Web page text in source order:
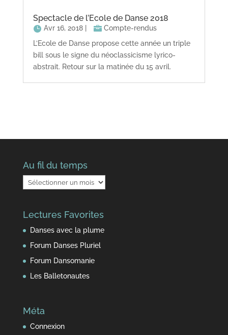
Spectacle de l’Ecole de Danse 2018
Avr 16, 2018|
Compte-rendus
L’Ecole de Danse propose cette année un triple
bill sous le signe du néoclassicisme lyrico-
abstrait. Retour sur la matinée du 15 avril.
Au fil du temps
Au
fil
temps
Lectures Favorites
Danses avec la plume
Forum Danses Pluriel
Forum Dansomanie
Les Balletonautes
Méta
Connexion